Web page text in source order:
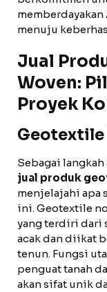
menuju
Jual
Woven:
Proyek
Geotextile
Sebagai langkah
jual produk
menjelajahi apa
ini. Geotextile
yang terdiri dari
acak dan diikat
tenun. Fungsi
penguat tanah
akan sifat unik